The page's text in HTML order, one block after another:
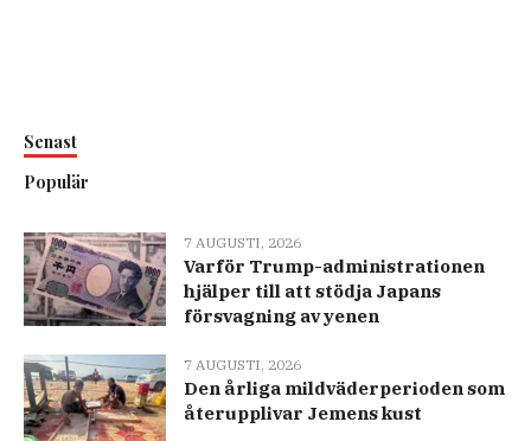
Senast
Populär
7 AUGUSTI, 2026
Varför Trump-administrationen
hjälper till att stödja Japans
försvagning av yenen
7 AUGUSTI, 2026
Den årliga mildväderperioden som
återupplivar Jemens kust